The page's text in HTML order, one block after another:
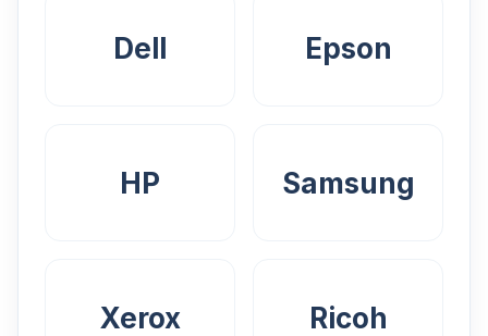
Dell Epson
HP Samsung
Xerox Ricoh